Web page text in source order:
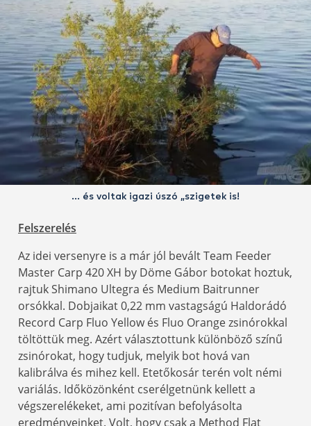
… és voltak igazi úszó „szigetek is!
Felszerelés
Az idei versenyre is a már jól bevált Team Feeder
Master Carp 420 XH by Döme Gábor botokat hoztuk,
rajtuk Shimano Ultegra és Medium Baitrunner
orsókkal. Dobjaikat 0,22 mm vastagságú Haldorádó
Record Carp Fluo Yellow és Fluo Orange zsinórokkal
töltöttük meg. Azért választottunk különböző színű
zsinórokat, hogy tudjuk, melyik bot hová van
kalibrálva és mihez kell. Etetőkosár terén volt némi
variálás. Időközönként cserélgetnünk kellett a
végszerelékeket, ami pozitívan befolyásolta
eredményeinket. Volt, hogy csak a Method Flat